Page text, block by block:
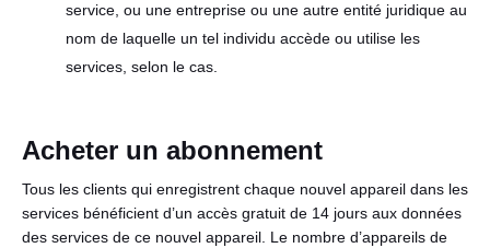
service, ou une entreprise ou une autre entité juridique au
nom de laquelle un tel individu accède ou utilise les
services, selon le cas.
Acheter un abonnement
Tous les clients qui enregistrent chaque nouvel appareil dans les
services bénéficient d’un accès gratuit de 14 jours aux données
des services de ce nouvel appareil. Le nombre d’appareils de